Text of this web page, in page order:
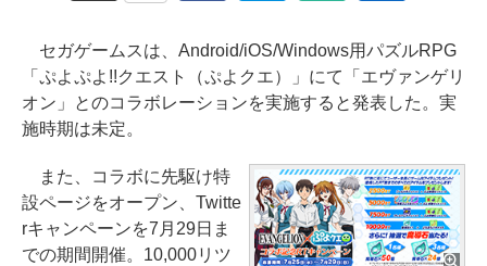
セガゲームスは、Android/iOS/Windows用パズルRPG
「ぷよぷよ!!クエスト（ぷよクエ）」にて「エヴァンゲリ
オン」とのコラボレーションを実施すると発表した。実
施時期は未定。
また、コラボに先駆け特
設ページをオープン、Twitte
rキャンペーンを7月29日ま
での期間開催。10,000リツ